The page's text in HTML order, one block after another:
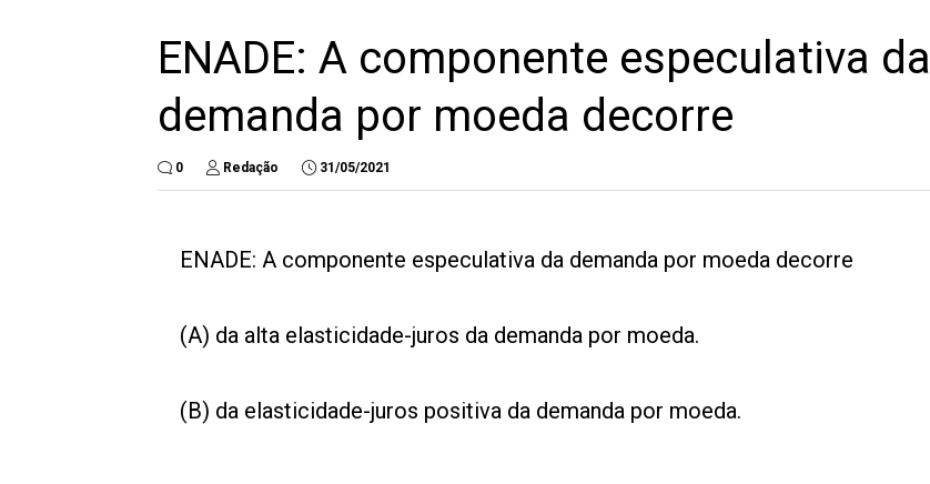
ENADE: A componente especulativa da
demanda por moeda decorre
0 Redação 31/05/2021
ENADE: A componente especulativa da demanda por moeda decorre
(A) da alta elasticidade-juros da demanda por moeda.
(B) da elasticidade-juros positiva da demanda por moeda.